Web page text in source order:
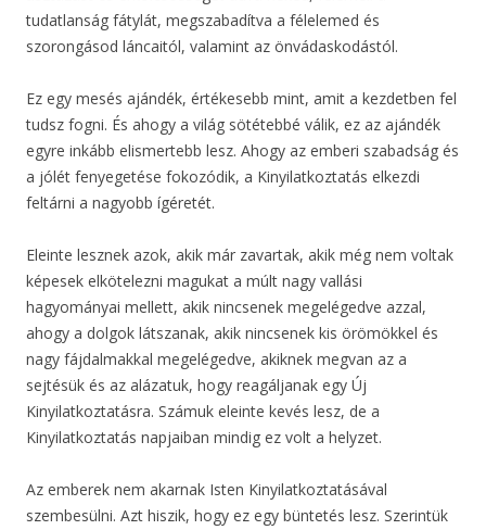
tudatlanság fátylát, megszabadítva a félelemed és
szorongásod láncaitól, valamint az önvádaskodástól.
Ez egy mesés ajándék, értékesebb mint, amit a kezdetben fel
tudsz fogni. És ahogy a világ sötétebbé válik, ez az ajándék
egyre inkább elismertebb lesz. Ahogy az emberi szabadság és
a jólét fenyegetése fokozódik, a Kinyilatkoztatás elkezdi
feltárni a nagyobb ígéretét.
Eleinte lesznek azok, akik már zavartak, akik még nem voltak
képesek elkötelezni magukat a múlt nagy vallási
hagyományai mellett, akik nincsenek megelégedve azzal,
ahogy a dolgok látszanak, akik nincsenek kis örömökkel és
nagy fájdalmakkal megelégedve, akiknek megvan az a
sejtésük és az alázatuk, hogy reagáljanak egy Új
Kinyilatkoztatásra. Számuk eleinte kevés lesz, de a
Kinyilatkoztatás napjaiban mindig ez volt a helyzet.
Az emberek nem akarnak Isten Kinyilatkoztatásával
szembesülni. Azt hiszik, hogy ez egy büntetés lesz. Szerintük